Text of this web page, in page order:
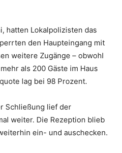
hatten Lokalpolizisten das
den Haupteingang mit
weitere Zugänge – obwohl
als 200 Gäste im Haus
lag bei 98 Prozent.
Schließung lief der
weiter. Die Rezeption blieb
ein- und auschecken.